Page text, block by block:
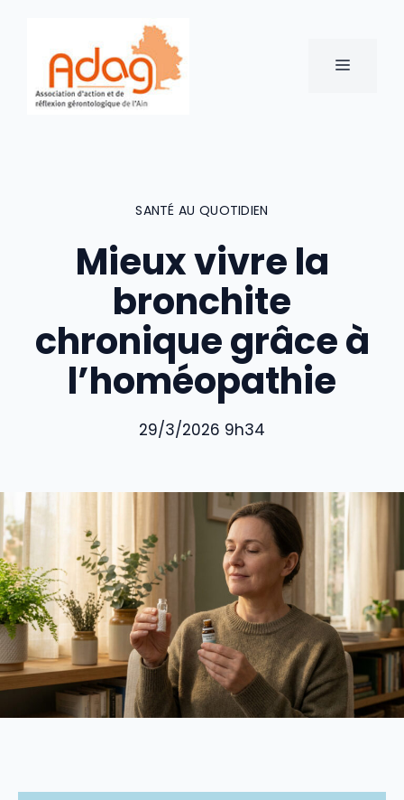
contenu
MENU
SANTÉ AU QUOTIDIEN
Mieux vivre la
bronchite
chronique grâce à
l’homéopathie
29/3/2026 9h34